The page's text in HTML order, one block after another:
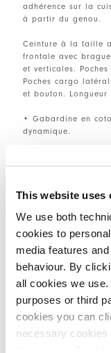
This website uses
We use both
cookies to
media features
behaviour. By
all cookies we
purposes or third
cookies you can
necessary cookies
adhérence sur la
à partir du genou.
Ceinture à la taille
frontale avec
et verticales.
Poches cargo
et bouton. Longueur
• Gabardine en
dynamique.
DÉTAILS PRODUIT
Contactez-nous |